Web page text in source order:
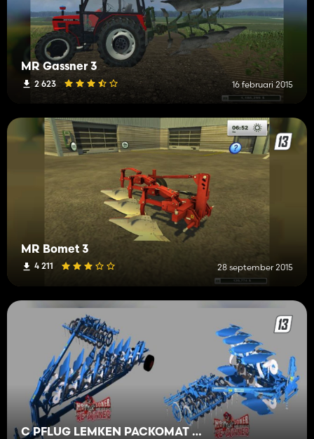
MR Gassner 3
2 623 16 februari 2015
MR Bomet 3
4 211 28 september 2015
C PFLUG LEMKEN PACKOMAT PACK V2.0